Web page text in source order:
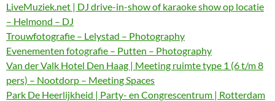
LiveMuziek.net | DJ drive-in-show of karaoke show op locatie
– Helmond – DJ
Trouwfotografie – Lelystad – Photography
Evenementen fotografie – Putten – Photography
Van der Valk Hotel Den Haag | Meeting ruimte type 1 (6 t/m 8
pers) – Nootdorp – Meeting Spaces
Park De Heerlijkheid | Party- en Congrescentrum | Rotterdam